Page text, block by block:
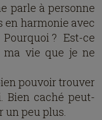
parle à personne
en harmonie avec
? Est-ce
ma vie que je ne
pouvoir trouver
Bien caché peut-
un peu plus.